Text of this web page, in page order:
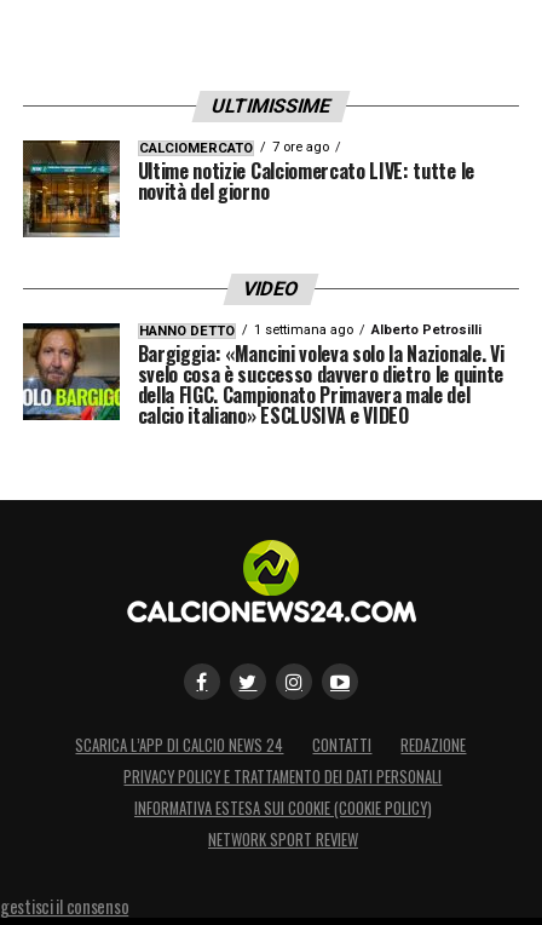
ULTIMISSIME
CALCIOMERCATO 7 ore ago
Ultime notizie Calciomercato LIVE: tutte le
novità del giorno
VIDEO
HANNO DETTO 1 settimana ago Alberto Petrosilli
Bargiggia: «Mancini voleva solo la Nazionale. Vi
svelo cosa è successo davvero dietro le quinte
della FIGC. Campionato Primavera male del
calcio italiano» ESCLUSIVA e VIDEO
SCARICA L’APP DI CALCIO NEWS 24 CONTATTI
REDAZIONE
PRIVACY POLICY E TRATTAMENTO DEI DATI PERSONALI
INFORMATIVA ESTESA SUI COOKIE (COOKIE POLICY)
NETWORK SPORT REVIEW
gestisci il consenso